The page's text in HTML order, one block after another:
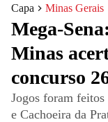
Capa Minas Gerais
Mega-
Minas
concurso
Jogos foram
e Cachoeira da